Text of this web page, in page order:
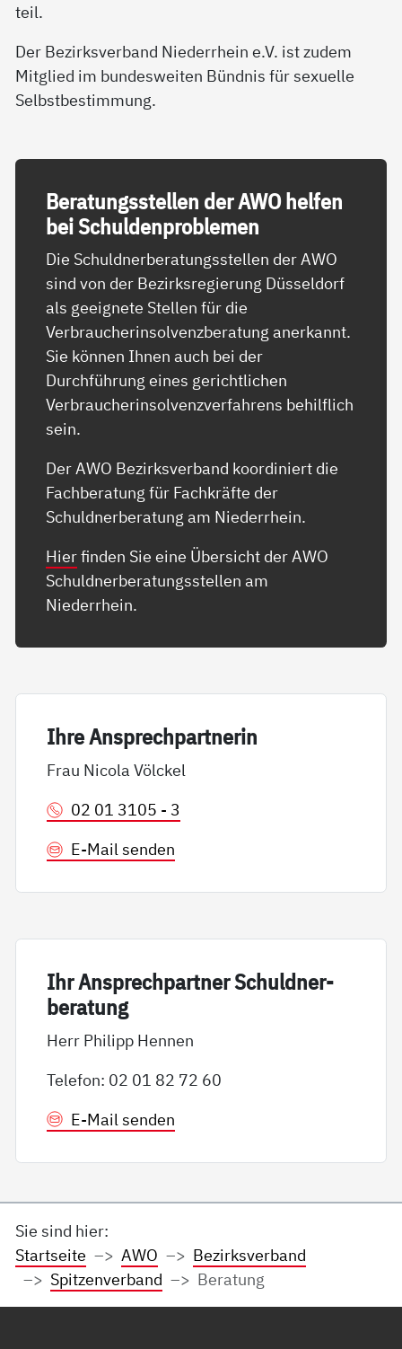
teil.
Der Bezirksverband Niederrhein e.V. ist zudem
Mitglied im bundesweiten Bündnis für sexuelle
Selbstbestimmung.
Be­ra­tungs­s­tel­len der AWO hel­fen
bei Schul­den­pro­b­le­men
Die Schuldnerberatungsstellen der AWO
sind von der Bezirksregierung Düsseldorf
als geeignete Stellen für die
Verbraucherinsolvenzberatung anerkannt.
Sie können Ihnen auch bei der
Durchführung eines gerichtlichen
Verbraucherinsolvenzverfahrens behilflich
sein.
Der AWO Bezirksverband koordiniert die
Fachberatung für Fachkräfte der
Schuldnerberatung am Niederrhein.
Hierfinden Sie eine Übersicht der AWO
Schuldnerberatungsstellen am
Niederrhein.
Ih­re An­sp­rech­part­ne­rin
Frau Nicola Völckel
02 01 3105 - 3
E-Mail senden
Ihr An­sp­rech­part­ner Schuld­ner­
be­ra­tung
Herr Philipp Hennen
Telefon: 02 01 82 72 60
E-Mail senden
Sie sind hier:
Startseite
AWO
Bezirksverband
Spitzenverband
Beratung